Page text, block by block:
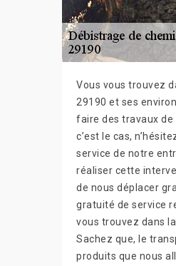
Vous vous trouvez
29190 et ses
faire des travaux de
c’est le cas,
service de notre
réaliser cette
de nous déplacer
gratuité de service
vous trouvez dans
Sachez que, le
produits que nous